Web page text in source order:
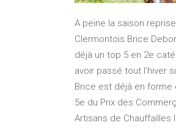
A peine la saison
Clermontois Brice
déjà un top 5 en 2e
avoir passé tout l’hiver
Brice est déjà en forme
5e du Prix des
Artisans de Chauffailles